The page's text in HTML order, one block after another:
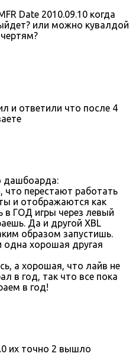
Date 2010.09.10 когда
или можно кувалдой
и ответили что после 4
дашбоарда:
перестают работать
и отображаются как
в ГОД игры через левый
Да и другой XBL
образом запустишь.
одна хорошая другая
а хорошая, что лайв не
в год, так что все пока
в год!
их точно 2 вышло